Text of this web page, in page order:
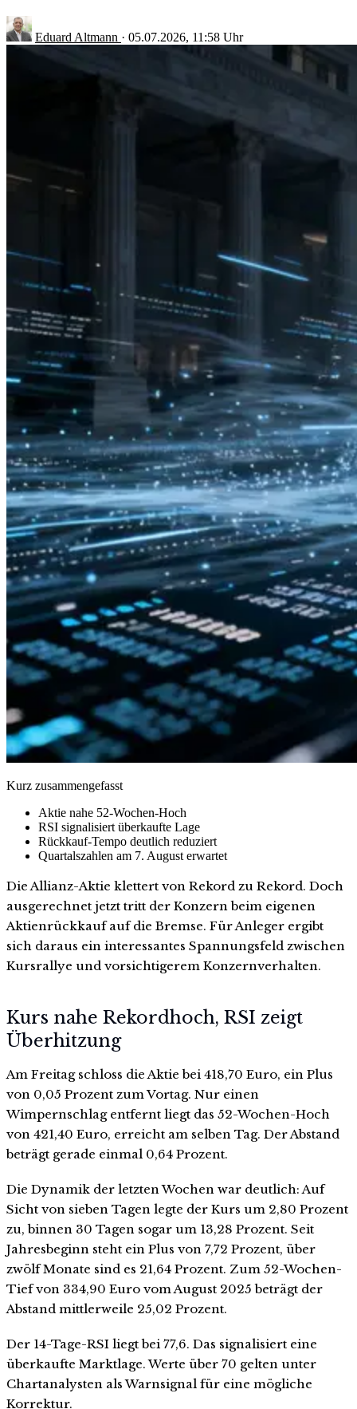
Eduard Altmann · 05.07.2026, 11:58 Uhr
Kurz zusammengefasst
Aktie nahe 52-Wochen-Hoch
RSI signalisiert überkaufte Lage
Rückkauf-Tempo deutlich reduziert
Quartalszahlen am 7. August erwartet
Die Allianz-Aktie klettert von Rekord zu Rekord. Doch
ausgerechnet jetzt tritt der Konzern beim eigenen
Aktienrückkauf auf die Bremse. Für Anleger ergibt
sich daraus ein interessantes Spannungsfeld zwischen
Kursrallye und vorsichtigerem Konzernverhalten.
Kurs nahe Rekordhoch, RSI zeigt
Überhitzung
Am Freitag schloss die Aktie bei 418,70 Euro, ein Plus
von 0,05 Prozent zum Vortag. Nur einen
Wimpernschlag entfernt liegt das 52-Wochen-Hoch
von 421,40 Euro, erreicht am selben Tag. Der Abstand
beträgt gerade einmal 0,64 Prozent.
Die Dynamik der letzten Wochen war deutlich: Auf
Sicht von sieben Tagen legte der Kurs um 2,80 Prozent
zu, binnen 30 Tagen sogar um 13,28 Prozent. Seit
Jahresbeginn steht ein Plus von 7,72 Prozent, über
zwölf Monate sind es 21,64 Prozent. Zum 52-Wochen-
Tief von 334,90 Euro vom August 2025 beträgt der
Abstand mittlerweile 25,02 Prozent.
Der 14-Tage-RSI liegt bei 77,6. Das signalisiert eine
überkaufte Marktlage. Werte über 70 gelten unter
Chartanalysten als Warnsignal für eine mögliche
Korrektur.